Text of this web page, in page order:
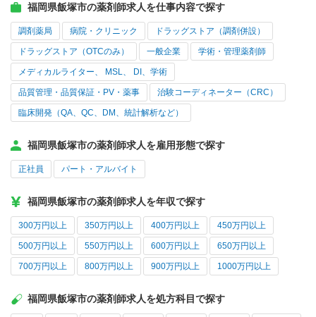
福岡県飯塚市の薬剤師求人を仕事内容で探す
調剤薬局 病院・クリニック ドラッグストア（調剤併設）
ドラッグストア（OTCのみ） 一般企業 学術・管理薬剤師
メディカルライター、 MSL、 DI、学術
品質管理・品質保証・PV・薬事 治験コーディネーター（CRC）
臨床開発（QA、QC、DM、統計解析など）
福岡県飯塚市の薬剤師求人を雇用形態で探す
正社員 パート・アルバイト
福岡県飯塚市の薬剤師求人を年収で探す
300万円以上 350万円以上 400万円以上 450万円以上
500万円以上 550万円以上 600万円以上 650万円以上
700万円以上 800万円以上 900万円以上 1000万円以上
福岡県飯塚市の薬剤師求人を処方科目で探す